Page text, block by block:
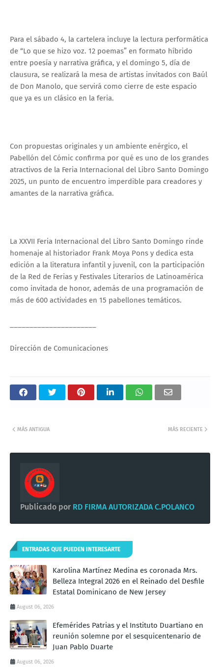
Para el sábado 4, la cartelera incluye la lectura performática
de “Lo que se hizo voz. 12 poemas” en formato híbrido
entre poesía y narrativa gráfica, y el domingo 5, día de
clausura, se realizará la mesa de artistas invitados con Baúl
de Don Manolo, que servirá como cierre de este espacio
que ya es un clásico en la feria.
Con propuestas originales y un ambiente enérgico, el
Pabellón del Cómic confirma por qué es uno de los grandes
atractivos de la Feria Internacional del Libro Santo Domingo
2025, un punto de encuentro imperdible para creadores y
amantes de la narrativa gráfica.
La XXVII Feria Internacional del Libro Santo Domingo rinde
homenaje al historiador Frank Moya Pons y dedica esta
edición a la literatura infantil y juvenil, con la participación
de la Red de Ferias y Festivales Literarios de Latinoamérica
como invitada de honor, además de una programación de
más de 600 actividades en 15 pabellones temáticos.
Dirección de Comunicaciones
MÁS RECIENTE
MÁS ANTIGUA
Publicado por RD FIRMA AUTORIZADA C.POLANCO
ENTRADAS QUE PUEDEN INTERESARTE
Karolina Martínez Medina es coronada Mrs.
Belleza Integral 2026 en el Reinado del Desfile
Estatal Dominicano de New Jersey
August 06, 2026
Efemérides Patrias y el Instituto Duartiano en
reunión solemne por el sesquicentenario de
Juan Pablo Duarte
August 06, 2026